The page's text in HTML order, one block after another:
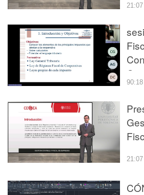
21:07
90:18
21:07